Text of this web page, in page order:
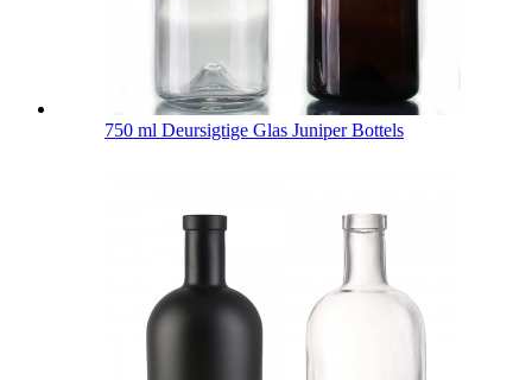
750 ml Deursigtige Glas Juniper Bottels